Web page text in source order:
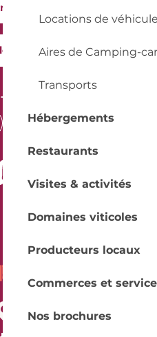
Locations de
Aires de Camping-car
Transports
Hébergements
Restaurants
Visites & activités
Domaines viticoles
Producteurs locaux
Commerces et
Nos brochures
Quai Cyrano
nous !